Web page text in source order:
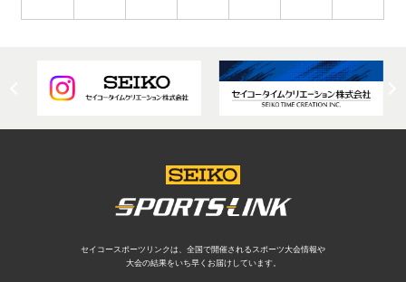
セイコースポーツリンクは、全国で開催されるスポーツ大会情報や
大会の結果をいち早くお届けしています。